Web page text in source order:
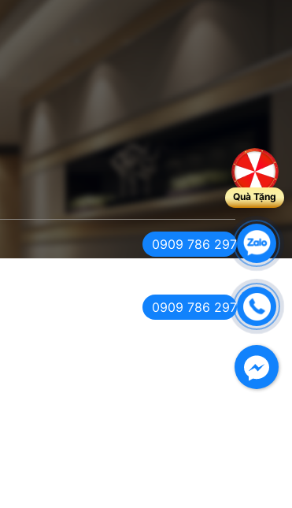
Quà Tặng
0909 786 297
0909 786 297